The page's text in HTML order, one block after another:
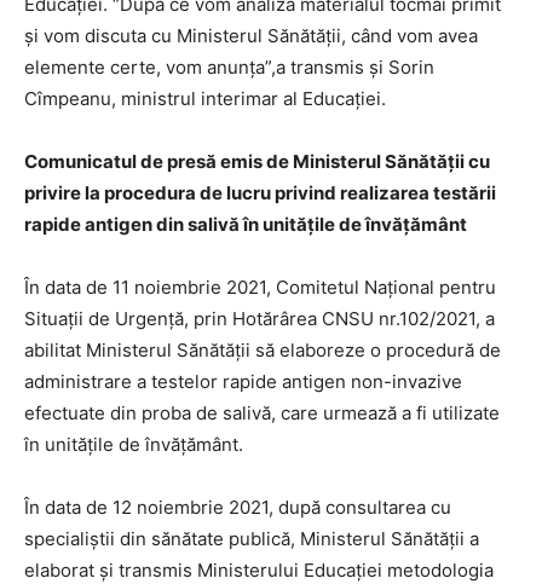
Educației. “După ce vom analiza materialul tocmai primit
și vom discuta cu Ministerul Sănătății, când vom avea
elemente certe, vom anunța”,a transmis și Sorin
Cîmpeanu, ministrul interimar al Educației.
Comunicatul de presă emis de Ministerul Sănătății cu
privire la procedura de lucru privind realizarea testării
rapide antigen din salivă în unitățile de învățământ
În data de 11 noiembrie 2021, Comitetul Național pentru
Situații de Urgență, prin Hotărârea CNSU nr.102/2021, a
abilitat Ministerul Sănătății să elaboreze o procedură de
administrare a testelor rapide antigen non-invazive
efectuate din proba de salivă, care urmează a fi utilizate
în unitățile de învățământ.
În data de 12 noiembrie 2021, după consultarea cu
specialiștii din sănătate publică, Ministerul Sănătății a
elaborat și transmis Ministerului Educației metodologia